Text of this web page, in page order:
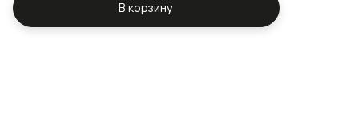
В корзину